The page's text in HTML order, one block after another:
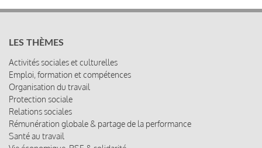
LES THÈMES
Activités sociales et culturelles
Emploi, formation et compétences
Organisation du travail
Protection sociale
Relations sociales
Rémunération globale & partage de la performance
Santé au travail